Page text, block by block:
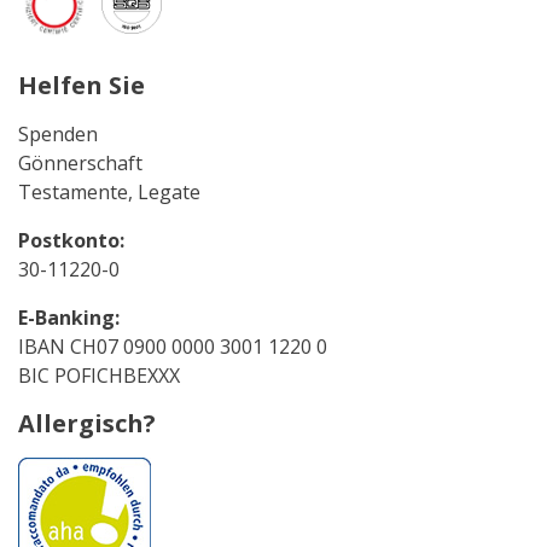
Helfen Sie
Spenden
Gönnerschaft
Testamente, Legate
Postkonto:
30-11220-0
E-Banking:
IBAN CH07 0900 0000 3001 1220 0
BIC POFICHBEXXX
Allergisch?